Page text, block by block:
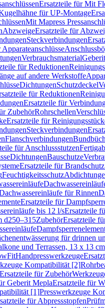
Ersatzteile für Mit
für UP-Montage
Mit Mapress
AbzweigeErsatzteile für
Steckverbindungen
Verbrauchsmaterial
für Reduktionen
auf andere Werkstoffe
DichtungenSchutzdeckel
für Reduktionen
Ersatzteile für
ZubehörRohrschellen
Ersatzteile für
Steckverbindungen
Flanschverbindungen
für Anschlussstutzen
DichtungenBauschutze
Ersatzteile für
Feuchtigkeitsschutz
für Rinnen
Ersatzteile für
bis 12 l/sErsatzteile
d250–315ZubehörErsatzteile
für drinnen
und Terrassen, 13 x 13 cm
Handpresswerkzeuge
Kompatibilität [2]
Ersatzteile für Zubehör
Geberit MeplaErsatzteile für
[1]Presswerkzeuge
für Abpressstopfen